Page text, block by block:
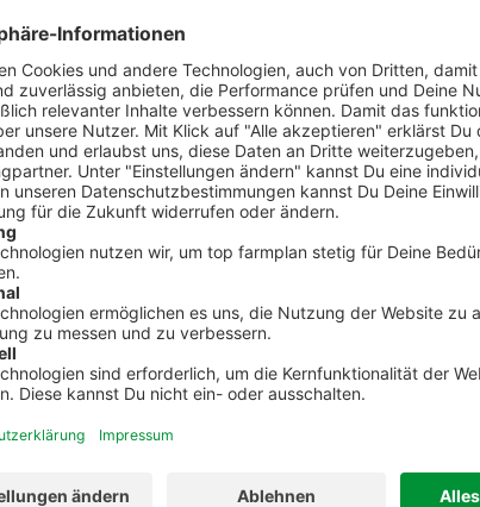
Volltextsuche lassen sich Dokumente in
haben wir in dem Beitrag „OCR-
Volltextsuche Dokumente findest und welchen
Beitrag nachlesen.
Kontakt zum